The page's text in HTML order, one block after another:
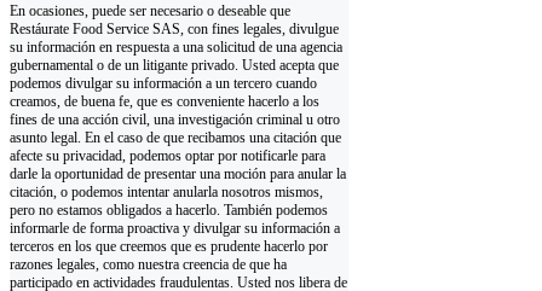
En ocasiones, puede ser necesario o deseable que
Restáurate Food Service SAS, con fines legales, divulgue
su información en respuesta a una solicitud de una agencia
gubernamental o de un litigante privado. Usted acepta que
podemos divulgar su información a un tercero cuando
creamos, de buena fe, que es conveniente hacerlo a los
fines de una acción civil, una investigación criminal u otro
asunto legal. En el caso de que recibamos una citación que
afecte su privacidad, podemos optar por notificarle para
darle la oportunidad de presentar una moción para anular la
citación, o podemos intentar anularla nosotros mismos,
pero no estamos obligados a hacerlo. También podemos
informarle de forma proactiva y divulgar su información a
terceros en los que creemos que es prudente hacerlo por
razones legales, como nuestra creencia de que ha
participado en actividades fraudulentas. Usted nos libera de